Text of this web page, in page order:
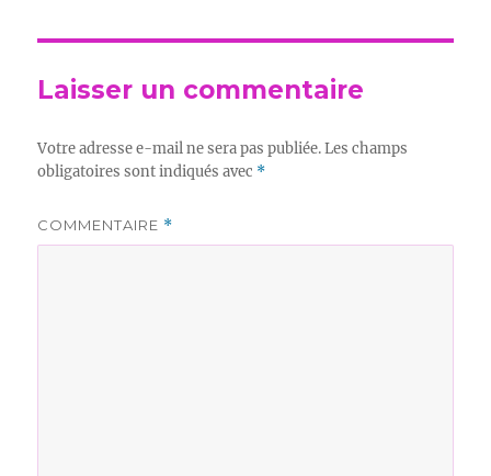
Laisser un commentaire
Votre adresse e-mail ne sera pas publiée. Les champs
obligatoires sont indiqués avec *
COMMENTAIRE *